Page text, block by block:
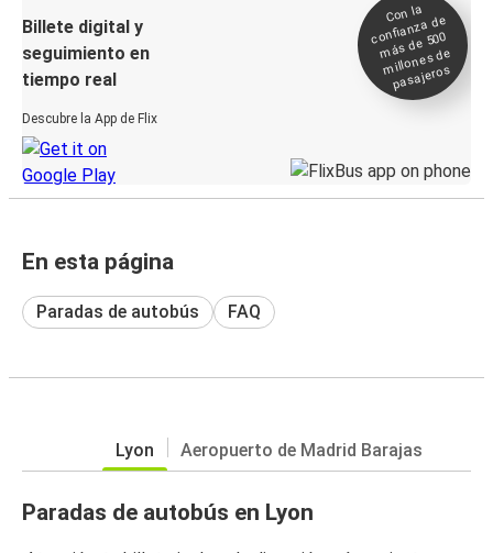
Billete digital y
seguimiento en
tiempo real
Descubre la App de Flix
Con la
confianza de
más de 500
millones de
pasajeros
En esta página
Paradas de autobús FAQ
Lyon Aeropuerto de Madrid Barajas
Paradas de autobús en Lyon